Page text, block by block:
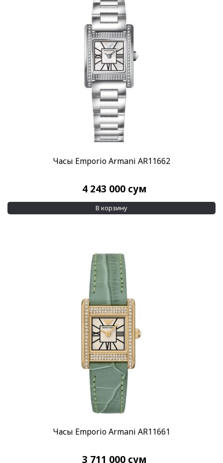
Часы Emporio Armani AR11662
4 243 000 сум
В корзину
Часы Emporio Armani AR11661
3 711 000 сум